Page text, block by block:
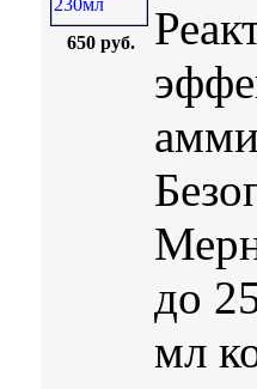
650 руб.
до
мл